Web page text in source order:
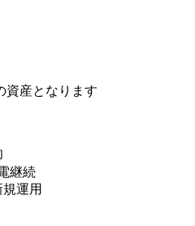
資産となります
継続
運用